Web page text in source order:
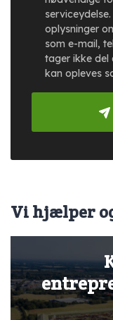
oplysninger
som e-mail,
tager ikke del
kan opleves
Vi hjælper